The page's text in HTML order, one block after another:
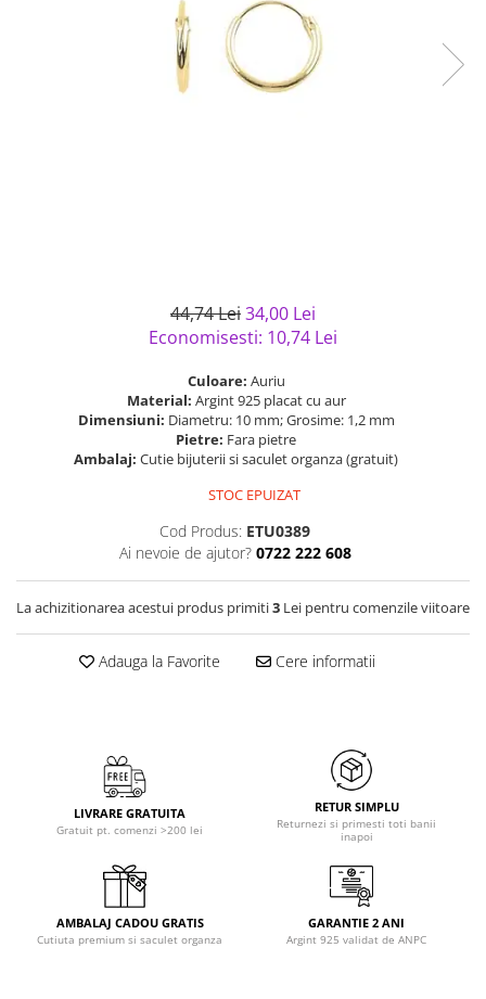
Bijuterii argint placat cu aur
Bijuterii argint cu diverse
Bijuterii gotice si rock
44,74 Lei34,00 Lei
Economisesti: 10,74 Lei
Culoare: Auriu
Material: Argint 925 placat cu aur
Dimensiuni: Diametru: 10 mm; Grosime: 1,2 mm
Pietre: Fara pietre
Ambalaj: Cutie bijuterii si saculet organza (gratuit)
STOC EPUIZAT
Cod Produs: ETU0389
Ai nevoie de ajutor? 0722 222 608
La achizitionarea acestui produs primiti3 Lei pentru comenzile viitoare
Adauga la Favorite Cere informatii
LIVRARE GRATUITA
Gratuit pt. comenzi >200 lei
RETUR SIMPLU
Returnezi si primesti toti banii
inapoi
AMBALAJ CADOU GRATIS
Cutiuta premium si saculet organza
GARANTIE 2 ANI
Argint 925 validat de ANPC